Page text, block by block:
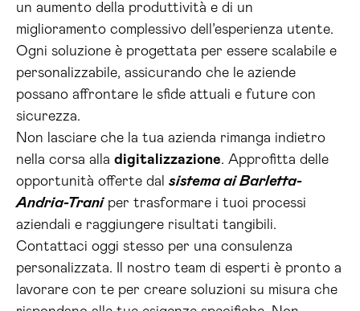
un aumento della produttività e di un
miglioramento complessivo dell’esperienza utente.
Ogni soluzione è progettata per essere scalabile e
personalizzabile, assicurando che le aziende
possano affrontare le sfide attuali e future con
sicurezza.
Non lasciare che la tua azienda rimanga indietro
nella corsa alla digitalizzazione. Approfitta delle
opportunità offerte dal sistema ai Barletta-
Andria-Traniper trasformare i tuoi processi
aziendali e raggiungere risultati tangibili.
Contattaci oggi stesso per una consulenza
personalizzata. Il nostro team di esperti è pronto a
lavorare con te per creare soluzioni su misura che